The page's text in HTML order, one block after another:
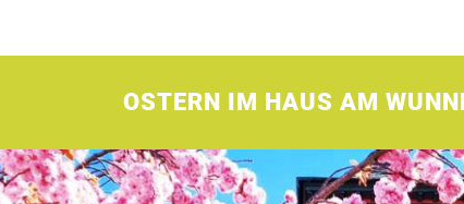
OSTERN IM HAUS AM